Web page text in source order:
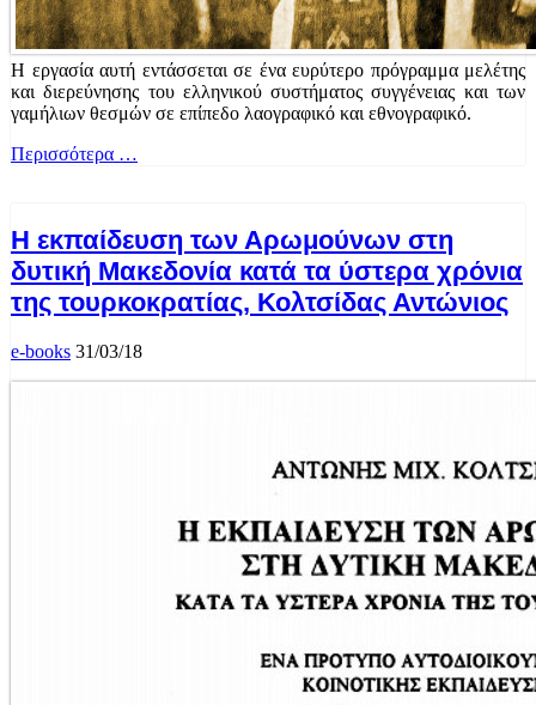
Η εργασία αυτή εντάσσεται σε ένα ευρύτερο πρόγραμμα μελέτης
και διερεύνησης του ελληνικού συστήματος συγγένειας και των
γαμήλιων θεσμών σε επίπεδο λαογραφικό και εθνογραφικό.
Περισσότερα …
Η εκπαίδευση των Αρωμούνων στη
δυτική Μακεδονία κατά τα ύστερα χρόνια
της τουρκοκρατίας, Κολτσίδας Αντώνιος
e-books 31/03/18